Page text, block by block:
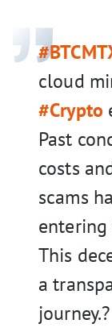
cloud
#Crypto
Past
costs
scams
entering
This
a
journey.?